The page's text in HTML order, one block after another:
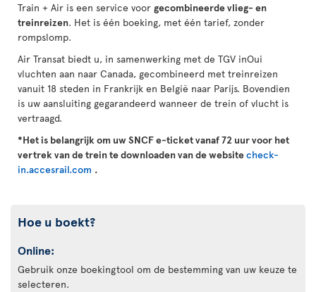
Train + Air is een service voor gecombineerde vlieg- en
treinreizen. Het is één boeking, met één tarief, zonder
rompslomp.
Air Transat biedt u, in samenwerking met de TGV inOui
vluchten aan naar Canada, gecombineerd met treinreizen
vanuit 18 steden in Frankrijk en België naar Parijs. Bovendien
is uw aansluiting gegarandeerd wanneer de trein of vlucht is
vertraagd.
*Het is belangrijk om uw SNCF e-ticket vanaf 72 uur voor het
vertrek van de trein te downloaden van de websitecheck-
in.accesrail.com .
Hoe u boekt?
Online:
Gebruik onze boekingtool om de bestemming van uw keuze te
selecteren.